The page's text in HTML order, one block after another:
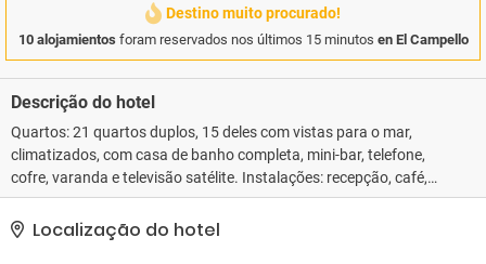
Destino muito procurado!
10 alojamientos foram reservados nos últimos 15 minutos en El Campello
Descrição do hotel
Quartos: 21 quartos duplos, 15 deles com vistas para o mar,
climatizados, com casa de banho completa, mini-bar, telefone,
cofre, varanda e televisão satélite. Instalações: recepção, café,
parque de estacionamento, elevador e restaurante. Adaptado
para pessoas deficientes.
Localização do hotel